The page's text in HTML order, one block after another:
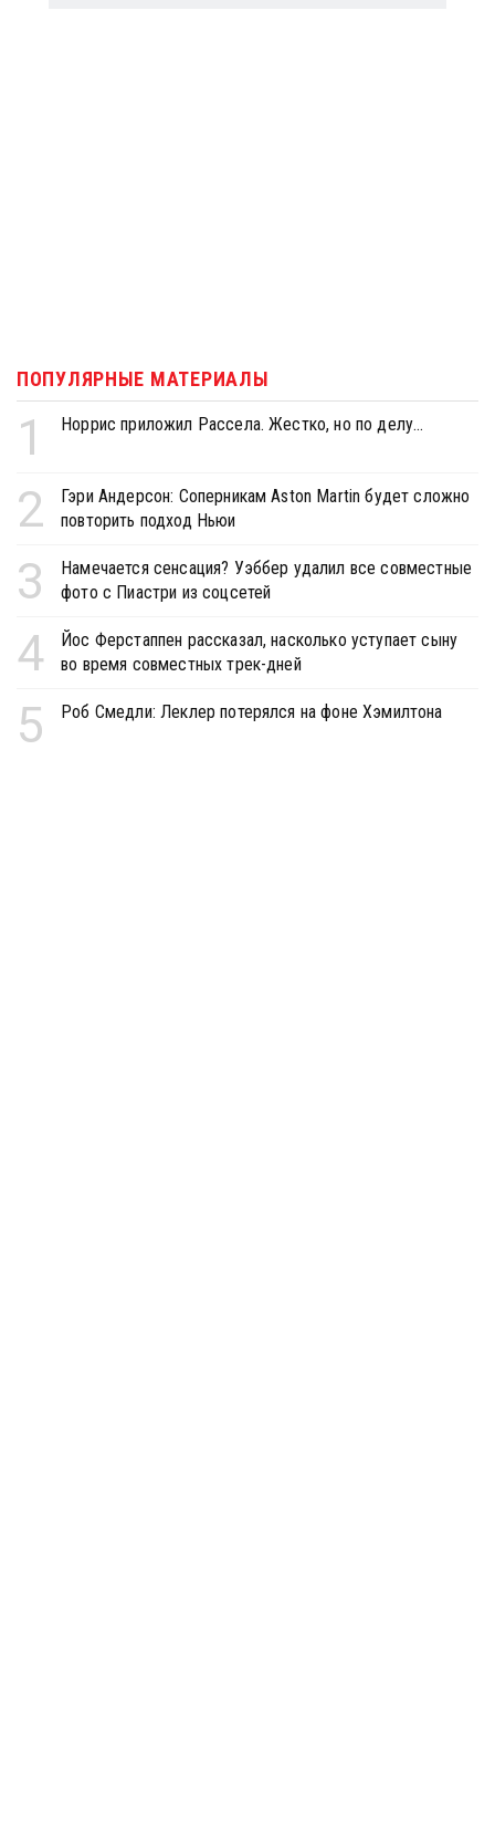
ПОПУЛЯРНЫЕ МАТЕРИАЛЫ
1 Норрис приложил Рассела. Жестко, но по делу...
2
Гэри Андерсон: Соперникам Aston Martin будет сложно
повторить подход Ньюи
3
Намечается сенсация? Уэббер удалил все совместные
фото с Пиастри из соцсетей
4
Йос Ферстаппен рассказал, насколько уступает сыну
во время совместных трек-дней
5 Роб Смедли: Леклер потерялся на фоне Хэмилтона